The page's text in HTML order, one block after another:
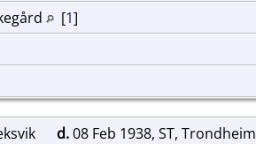
[1]
d.08 Feb 1938, ST, Trondheim